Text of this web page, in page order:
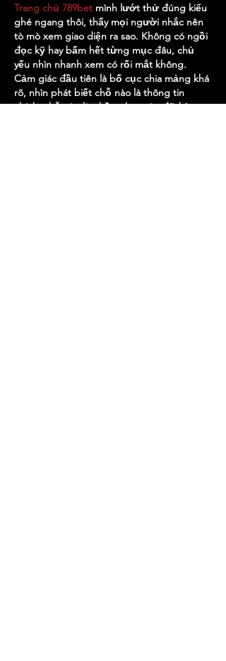
Trang chủ 789bet mình lướt thử đúng kiểu
ghé ngang thôi, thấy mọi người nhắc nên
tò mò xem giao diện ra sao. Không có ngồi
đọc kỹ hay bấm hết từng mục đâu, chủ
yếu nhìn nhanh xem có rối mắt không.
Cảm giác đầu tiên là bố cục chia mảng khá
rõ, nhìn phát biết chỗ nào là thông tin
chính, chỗ nào là phần phụ, nên đỡ bị